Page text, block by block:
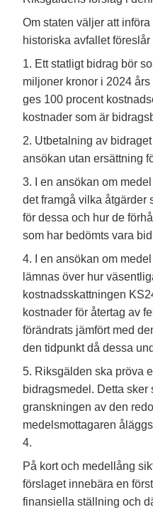
Om staten väljer att
historiska avfallet
1. Ett statligt bidrag bör
miljoner kronor i 2024
ges 100 procent
kostnader som är
2. Utbetalning av
ansökan utan ersättning
3. I en ansökan om
det framgå vilka åtgärder
för dessa och hur de
som har bedömts vara
4. I en ansökan om
lämnas över hur
kostnadsskattningen
kostnader för återtag av
förändrats jämfört med
den tidpunkt då dessa
5. Riksgälden ska pröva
bidragsmedel. Detta
granskningen av den
medelsmottagaren
4.
På kort och medellång
förslaget innebära en
finansiella ställning och